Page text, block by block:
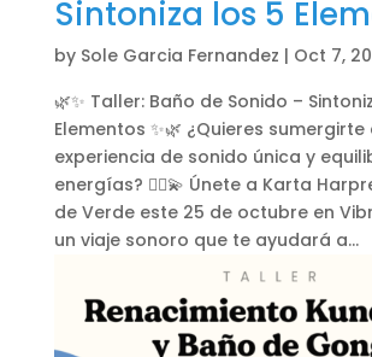
Sintoniza los 5
by Sole Garcia Fernandez | Oct 7,
🌿✨ Taller: Baño de Sonido –
Elementos ✨🌿 ¿Quieres sumergirte
experiencia de sonido única y
energías? 🧘‍♀️💫 Únete a Karta
de Verde este 25 de octubre en
un viaje sonoro que te ayudará a...